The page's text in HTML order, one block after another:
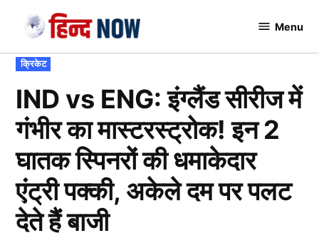
content
Menu
POSTED
IN
क्रिकेट
IND vs ENG: इंग्लैंड सीरीज में
गंभीर का मास्टरस्ट्रोक! इन 2
घातक स्पिनरों की धमाकेदार
एंट्री पक्की, अकेले दम पर पलट
देते हैं बाजी